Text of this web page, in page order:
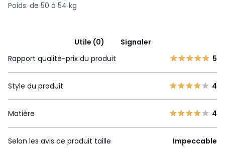
Poids: de 50 à 54 kg
Utile (0)
Signaler
Rapport qualité-prix du produit
5
Style du produit 4
Matière 4
Selon les avis ce produit taille Impeccable